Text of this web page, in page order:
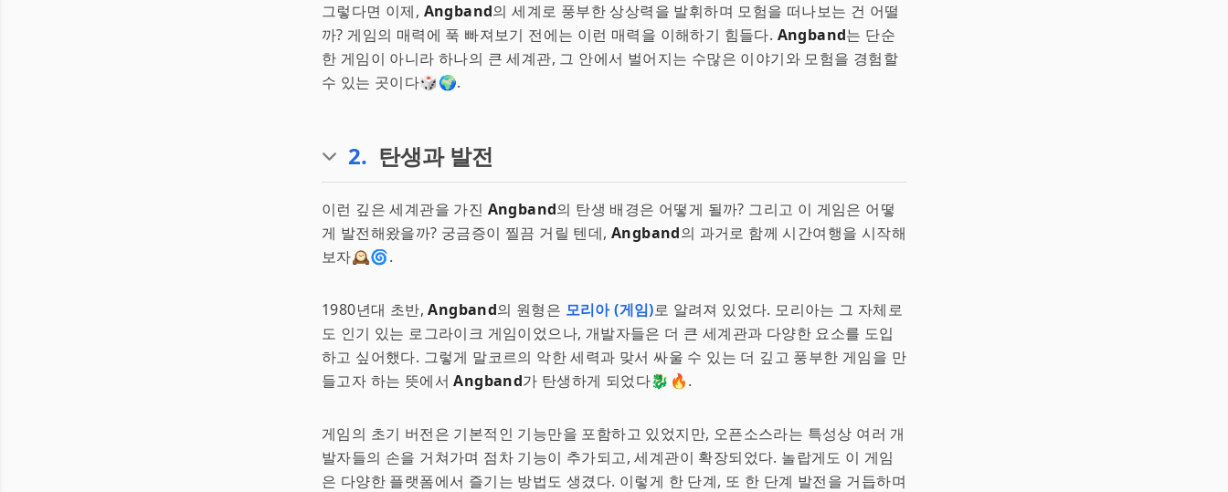
그렇다면 이제, Angband의 세계로 풍부한 상상력을 발휘하며 모험을 떠나보는 건 어떨
까? 게임의 매력에 푹 빠져보기 전에는 이런 매력을 이해하기 힘들다. Angband는 단순
한 게임이 아니라 하나의 큰 세계관, 그 안에서 벌어지는 수많은 이야기와 모험을 경험할
수 있는 곳이다🎲🌍.
2. 탄생과 발전
이런 깊은 세계관을 가진 Angband의 탄생 배경은 어떻게 될까? 그리고 이 게임은 어떻
게 발전해왔을까? 궁금증이 찔끔 거릴 텐데, Angband의 과거로 함께 시간여행을 시작해
보자🕰️🌀.
1980년대 초반,Angband의 원형은 모리아 (게임)로 알려져 있었다. 모리아는 그 자체로
도 인기 있는 로그라이크 게임이었으나, 개발자들은 더 큰 세계관과 다양한 요소를 도입
하고 싶어했다. 그렇게 말코르의 악한 세력과 맞서 싸울 수 있는 더 깊고 풍부한 게임을 만
들고자 하는 뜻에서Angband가 탄생하게 되었다🐉🔥.
게임의 초기 버전은 기본적인 기능만을 포함하고 있었지만, 오픈소스라는 특성상 여러 개
발자들의 손을 거쳐가며 점차 기능이 추가되고, 세계관이 확장되었다. 놀랍게도 이 게임
은 다양한 플랫폼에서 즐기는 방법도 생겼다. 이렇게 한 단계, 또 한 단계 발전을 거듭하며